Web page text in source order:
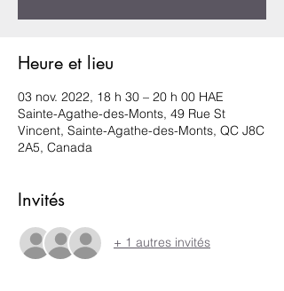
Heure et lieu
03 nov. 2022, 18 h 30 – 20 h 00 HAE
Sainte-Agathe-des-Monts, 49 Rue St
Vincent, Sainte-Agathe-des-Monts, QC J8C
2A5, Canada
Invités
+ 1 autres invités